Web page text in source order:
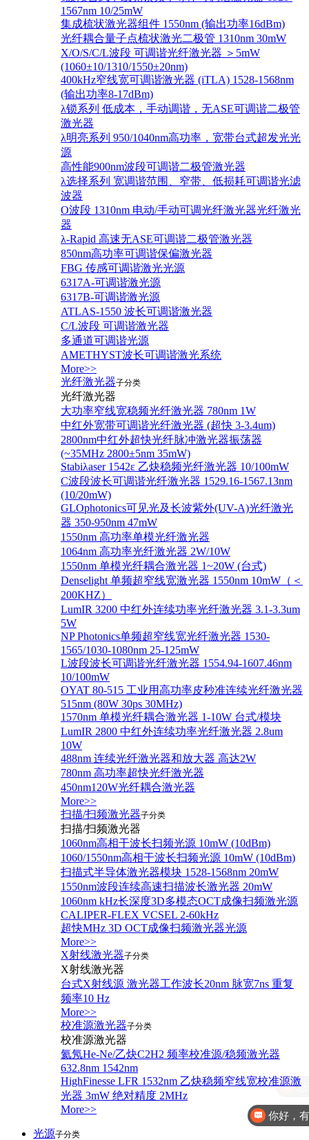
1567nm 10/25mW
集成梳状激光器组件 1550nm (输出功率16dBm)
光纤耦合量子点梳状激光二极管 1310nm 30mW
X/O/S/C/L波段 可调谐光纤激光器 ＞5mW
(1060±10/1310/1550±20nm)
400kHz窄线宽可调谐激光器 (iTLA) 1528-1568nm
(输出功率8-17dBm)
λ锁系列 低成本，手动调谐，无ASE可调谐二极管
激光器
λ明亮系列 950/1040nm高功率，宽带台式超发光光
源
高性能900nm波段可调谐二极管激光器
λ选择系列 宽调谐范围、窄带、低损耗可调谐光滤
波器
O波段 1310nm 电动/手动可调光纤激光器光纤激光
器
λ-Rapid 高速无ASE可调谐二极管激光器
850nm高功率可调谐保偏激光器
FBG 传感可调谐激光光源
6317A-可调谐激光源
6317B-可调谐激光源
ATLAS-1550 波长可调谐激光器
C/L波段 可调谐激光器
多通道可调谐光源
AMETHYST波长可调谐激光系统
More>>
光纤激光器子分类
光纤激光器
大功率窄线宽稳频光纤激光器 780nm 1W
中红外宽带可调谐光纤激光器 (超快 3-3.4um)
2800nm中红外超快光纤脉冲激光器振荡器
(~35MHz 2800±5nm 35mW)
Stabiλaser 1542ε 乙炔稳频光纤激光器 10/100mW
C波段波长可调谐光纤激光器 1529.16-1567.13nm
(10/20mW)
GLOphotonics可见光及长波紫外(UV-A)光纤激光
器 350-950nm 47mW
1550nm 高功率单模光纤激光器
1064nm 高功率光纤激光器 2W/10W
1550nm 单模光纤耦合激光器 1~20W (台式)
Denselight 单频超窄线宽激光器 1550nm 10mW（＜
200KHZ）
LumIR 3200 中红外连续功率光纤激光器 3.1-3.3um
5W
NP Photonics单频超窄线宽光纤激光器 1530-
1565/1030-1080nm 25-125mW
L波段波长可调谐光纤激光器 1554.94-1607.46nm
10/100mW
OYAT 80-515 工业用高功率皮秒准连续光纤激光器
515nm (80W 30ps 30MHz)
1570nm 单模光纤耦合激光器 1-10W 台式/模块
LumIR 2800 中红外连续功率光纤激光器 2.8um
10W
488nm 连续光纤激光器和放大器 高达2W
780nm 高功率超快光纤激光器
450nm120W光纤耦合激光器
More>>
扫描/扫频激光器子分类
扫描/扫频激光器
1060nm高相干波长扫频光源 10mW (10dBm)
1060/1550nm高相干波长扫频光源 10mW (10dBm)
扫描式半导体激光器模块 1528-1568nm 20mW
1550nm波段连续高速扫描波长激光器 20mW
1060nm kHz长深度3D多模态OCT成像扫频激光源
CALIPER-FLEX VCSEL 2-60kHz
超快MHz 3D OCT成像扫频激光器光源
More>>
X射线激光器子分类
X射线激光器
台式X射线源 激光器工作波长20nm 脉宽7ns 重复
频率10 Hz
More>>
校准源激光器子分类
校准源激光器
氦氖He-Ne/乙炔C2H2 频率校准源/稳频激光器
632.8nm 1542nm
HighFinesse LFR 1532nm 乙炔稳频窄线宽校准源激
光器 3mW 绝对精度 2MHz
More>>
光源子分类
你好，